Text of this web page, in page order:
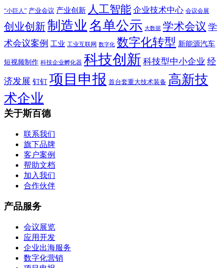
“小巨人” 产业会议 产业创新 人工智能 企业技术中心 会议会展
创业创新制造业 名单公示 大数据 学术会议 学
术会议案例 工业 工业互联网 数字化 数字化转型 新能源汽车
短视频制作 科技企业孵化器 科技创新 科技型中小企业 经
济发展 钉钉 项目申报 首台套重大技术装备 高新技
术企业
关于斯百德
联系我们
旗下品牌
客户案例
帮助文档
加入我们
合作伙伴
产品服务
会议展览
应用开发
企业出海服务
数字化营销